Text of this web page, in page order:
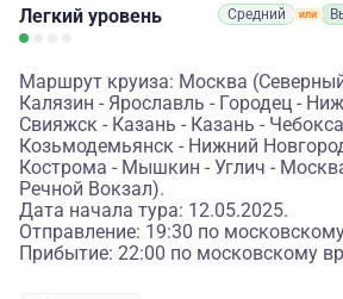
Легкий уровень Средний
Маршрут круиза: Москва
Калязин - Ярославль - Городец -
Свияжск - Казань - Казань -
Козьмодемьянск - Нижний
Кострома - Мышкин - Углич -
Речной Вокзал).
Дата начала тура: 12.05.2025.
Отправление: 19:30 по
Прибытие: 22:00 по московскому